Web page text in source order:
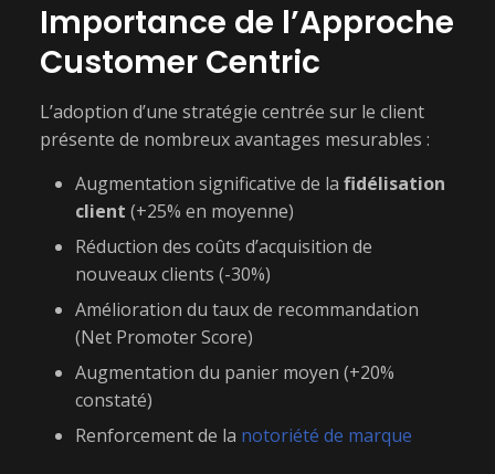
Importance de l’Approche
Customer Centric
L’adoption d’une stratégie centrée sur le client
présente de nombreux avantages mesurables :
Augmentation significative de la fidélisation
client (+25% en moyenne)
Réduction des coûts d’acquisition de
nouveaux clients (-30%)
Amélioration du taux de recommandation
(Net Promoter Score)
Augmentation du panier moyen (+20%
constaté)
Renforcement de la notoriété de marque